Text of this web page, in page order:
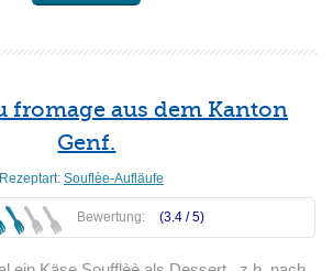
fromage aus dem Kanton
Genf.
Rezeptart: Souflèe-Aufläufe
Bewertung: (3.4 /5)